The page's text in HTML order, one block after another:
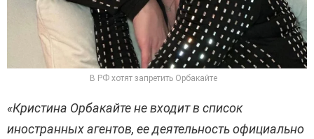
В РФ хотят запретить Орбакайте
«Кристина Орбакайте не входит в список
иностранных агентов, ее деятельность официально